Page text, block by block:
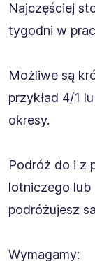
Najczęściej
tygodni w
Możliwe są
przykład 4/1
okresy.
Podróż do i z
lotniczego lub
podróżujesz
Wymagamy: